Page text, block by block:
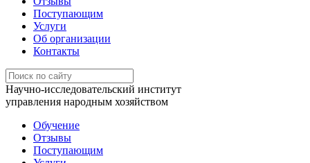
Поступающим
Услуги
Об организации
Контакты
Научно-исследовательский институт
управления народным хозяйством
Обучение
Отзывы
Поступающим